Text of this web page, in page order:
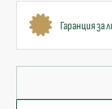
Гаранция за